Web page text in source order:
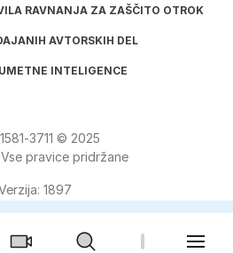
RAVNANJA ZA ZAŠČITO OTROK
AVTORSKIH DEL
INTELIGENCE
1581‑3711 © 2025
pravice pridržane
1897